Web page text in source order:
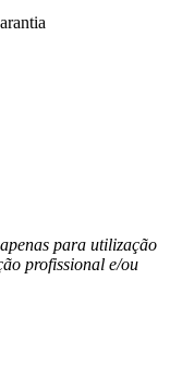
para utilização
profissional e/ou